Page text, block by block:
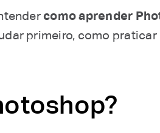
como aprender
primeiro, como